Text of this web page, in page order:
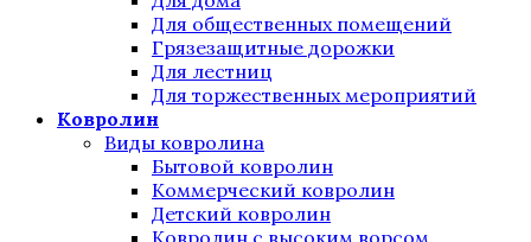
Для общественных помещений
Грязезащитные дорожки
Для лестниц
Для торжественных мероприятий
Ковролин
Виды ковролина
Бытовой ковролин
Коммерческий ковролин
Детский ковролин